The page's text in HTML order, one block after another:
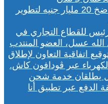
ڤودافون مصر تعلن ضخ 20 مليار جنيه لتطوير
يطلقان خدمة شحن
الدفع عبر تطبيق أنا